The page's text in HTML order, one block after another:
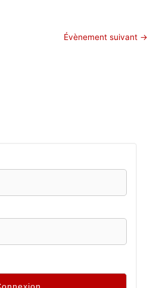
Évènement suivant →